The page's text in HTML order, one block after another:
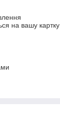
на вашу картку